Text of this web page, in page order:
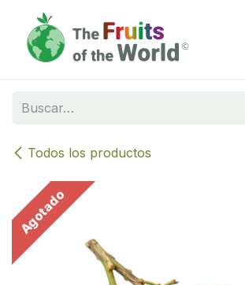
Todos los productos
Agotado